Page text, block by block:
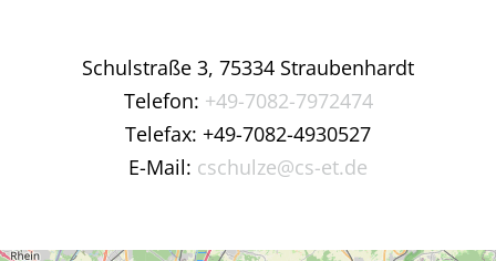
Schulstraße 3, 75334 Straubenhardt
Telefon: +49-7082-7972474
Telefax: +49-7082-4930527
E-Mail: cschulze@cs-et.de